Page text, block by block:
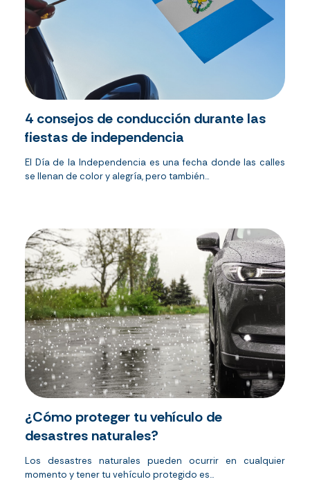
4 consejos de conducción durante las
fiestas de independencia
El Día de la Independencia es una fecha donde las calles
se llenan de color y alegría, pero también...
¿Cómo proteger tu vehículo de
desastres naturales?
Los desastres naturales pueden ocurrir en cualquier
momento y tener tu vehículo protegido es...